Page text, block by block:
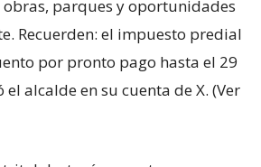
parques y oportunidades
Recuerden: el impuesto predial
por pronto pago hasta el 29
alcalde en su cuenta de X. (Ver